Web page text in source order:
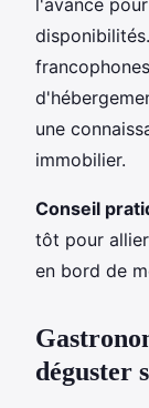
une
immobilier.
Conseil
tôt pour
en bord de
déguster